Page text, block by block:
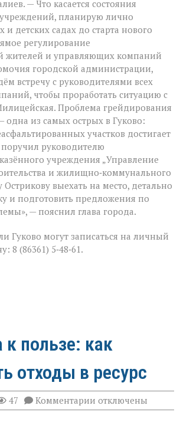
— Что касается состояния
планирую лично
и детских садах до старта нового
регулирование
жителей и управляющих компаний
городской администрации,
встречу с руководителями всех
чтобы проработать ситуацию с
Проблема грейдирования
одна из самых острых в Гуково:
участков достигает
руководителю
учреждения „Управление
и жилищно‑коммунального
Острикову выехать на место, детально
и подготовить предложения по
— пояснил глава города.
Гуково могут записаться на личный
8 (86361) 5‑48‑61.
к пользе: как
отходы в ресурс
47 Комментарии к
записи
отключены